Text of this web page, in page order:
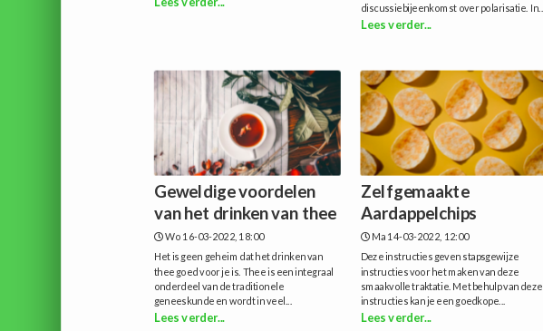
discussiebijeenkomst over polarisatie. In...
Lees verder...
Geweldige voordelen
van het drinken van thee
Wo 16-03-2022, 18:00
Het is geen geheim dat het drinken van
thee goed voor je is. Thee is een integraal
onderdeel van de traditionele
geneeskunde en wordt in veel...
Lees verder...
Zelfgemaakte
Aardappelchips
Ma 14-03-2022, 12:00
Deze instructies geven stapsgewijze
instructies voor het maken van deze
smaakvolle traktatie. Met behulp van deze
instructies kan je een goedkope...
Lees verder...